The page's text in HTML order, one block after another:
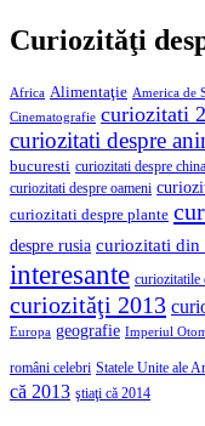
Curiozităţi
Africa Alimentaţie America de
Cinematografie curiozitati
curiozitati despre
bucuresti curiozitati despre china
curiozitati despre oameni
curiozitati despre plante
despre rusia curiozitati din
interesante curiozitatile
curiozităţi 2013
Europa geografie Imperiul
români celebri Statele Unite ale
că 2013 ştiaţi că 2014